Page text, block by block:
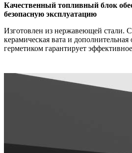
Качественный топливный блок
безопасную эксплуатацию
Изготовлен из нержавеющей стали.
керамическая вата и
герметиком гарантирует